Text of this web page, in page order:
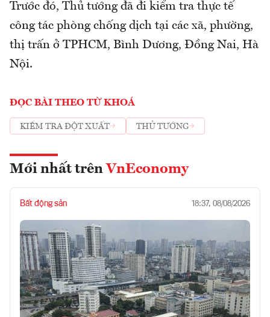
Trước đó, Thủ tướng đã đi kiểm tra thực tế
công tác phòng chống dịch tại các xã, phường,
thị trấn ở TPHCM, Bình Dương, Đồng Nai, Hà
Nội.
ĐỌC BÀI THEO TỪ KHOÁ
KIỂM TRA ĐỘT XUẤT THỦ TƯỚNG
Mới nhất trên VnEconomy
Bất động sản 18:37, 08/08/2026